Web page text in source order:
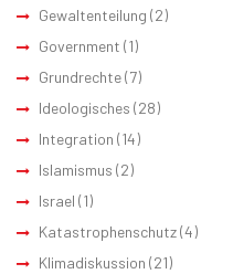
Gewaltenteilung (2)
Government (1)
Grundrechte(7)
Ideologisches (28)
Integration (14)
Islamismus (2)
Israel (1)
Katastrophenschutz(4)
Klimadiskussion (21)